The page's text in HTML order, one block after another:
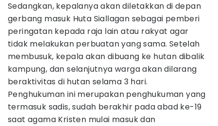
Sedangkan, kepalanya akan diletakkan di depan
gerbang masuk Huta Siallagan sebagai pemberi
peringatan kepada raja lain atau rakyat agar
tidak melakukan perbuatan yang sama. Setelah
membusuk, kepala akan dibuang ke hutan dibalik
kampung, dan selanjutnya warga akan dilarang
beraktivitas di hutan selama 3 hari.
Penghukuman ini merupakan penghukuman yang
termasuk sadis, sudah berakhir pada abad ke-19
saat agama Kristen mulai masuk dan